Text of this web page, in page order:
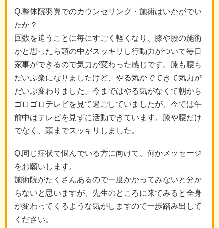
Q.整体院羽翼でのカウンセリング・施術はいかがでい
たか？
回数を追うことに毎にすごく軽くなり、膝や腰の施術
かと思ったら頭の中がスッキリし行動力がついて毎日
家事ができるので気力が変わった感じです。膝も腰も
だいぶ楽になりましたけど、やる気がでてきて気力が
だいぶ変わりました。今まではやる気がなくて朝から
ゴロゴロテレビを見て過ごしていましたが、今では午
前中はテレビを見ずに活動できています。膝や腰だけ
でなく、頭までスッキリしました。
Q.同じ症状で悩んでいる方に向けて、何かメッセージ
をお願いします。
施術院がたくさんあるので一度かかってみないと分か
らないと思いますが、先生のところに来てみると全身
が変わってくるような気がしますので一歩踏み出して
ください。